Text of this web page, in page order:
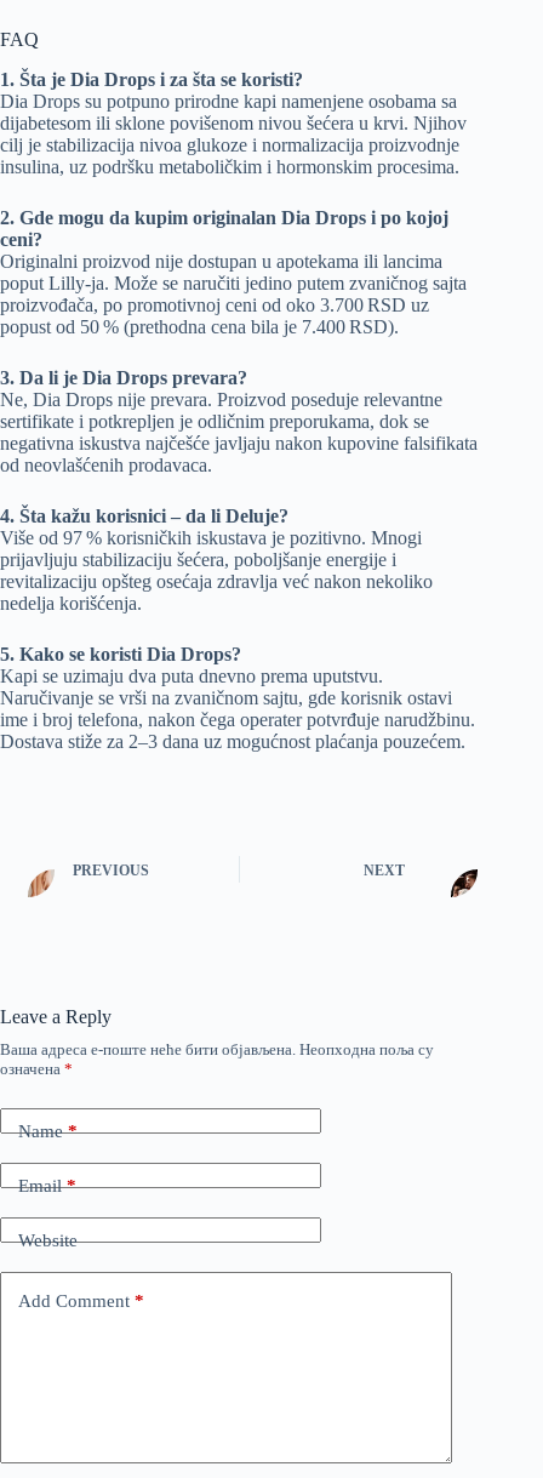
FAQ
1. Šta je Dia Drops i za šta se koristi?
Dia Drops su potpuno prirodne kapi namenjene osobama sa
dijabetesom ili sklone povišenom nivou šećera u krvi. Njihov
cilj je stabilizacija nivoa glukoze i normalizacija proizvodnje
insulina, uz podršku metaboličkim i hormonskim procesima.
2. Gde mogu da kupim originalan Dia Drops i po kojoj
ceni?
Originalni proizvod nije dostupan u apotekama ili lancima
poput Lilly-ja. Može se naručiti jedino putem zvaničnog sajta
proizvođača, po promotivnoj ceni od oko 3.700 RSD uz
popust od 50 % (prethodna cena bila je 7.400 RSD).
3. Da li je Dia Drops prevara?
Ne, Dia Drops nije prevara. Proizvod poseduje relevantne
sertifikate i potkrepljen je odličnim preporukama, dok se
negativna iskustva najčešće javljaju nakon kupovine falsifikata
od neovlašćenih prodavaca.
4. Šta kažu korisnici – da li Deluje?
Više od 97 % korisničkih iskustava je pozitivno. Mnogi
prijavljuju stabilizaciju šećera, poboljšanje energije i
revitalizaciju opšteg osećaja zdravlja već nakon nekoliko
nedelja korišćenja.
5. Kako se koristi Dia Drops?
Kapi se uzimaju dva puta dnevno prema uputstvu.
Naručivanje se vrši na zvaničnom sajtu, gde korisnik ostavi
ime i broj telefona, nakon čega operater potvrđuje narudžbinu.
Dostava stiže za 2–3 dana uz mogućnost plaćanja pouzećem.
PREVIOUS NEXT
Leave a Reply
Ваша адреса е-поште неће бити објављена. Неопходна поља су
означена *
Name*
Email*
Website
Add Comment *